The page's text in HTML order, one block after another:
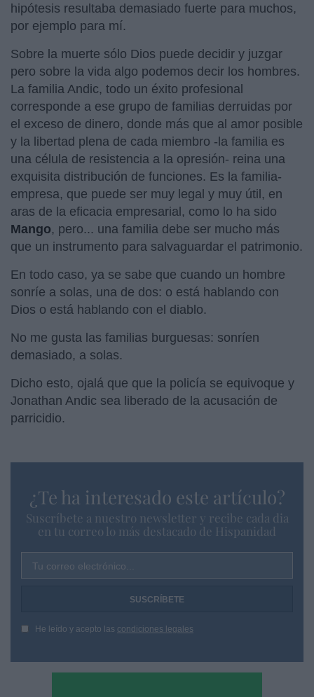
hipótesis resultaba demasiado fuerte para muchos,
por ejemplo para mí.
Sobre la muerte sólo Dios puede decidir y juzgar
pero sobre la vida algo podemos decir los hombres.
La familia Andic, todo un éxito profesional
corresponde a ese grupo de familias derruidas por
el exceso de dinero, donde más que al amor posible
y la libertad plena de cada miembro -la familia es
una célula de resistencia a la opresión- reina una
exquisita distribución de funciones. Es la familia-
empresa, que puede ser muy legal y muy útil, en
aras de la eficacia empresarial, como lo ha sido
Mango, pero... una familia debe ser mucho más
que un instrumento para salvaguardar el patrimonio.
En todo caso, ya se sabe que cuando un hombre
sonríe a solas, una de dos: o está hablando con
Dios o está hablando con el diablo.
No me gusta las familias burguesas: sonríen
demasiado, a solas.
Dicho esto, ojalá que que la policía se equivoque y
Jonathan Andic sea liberado de la acusación de
parricidio.
¿Te ha interesado este artículo?
Suscríbete a nuestro newsletter y recibe cada dia
en tu correo lo más destacado de Hispanidad
Tu correo electrónico...
He leído y acepto las condiciones legales